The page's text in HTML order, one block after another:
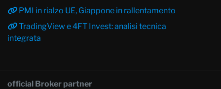
PMI in rialzo UE, Giappone in rallentamento
TradingView e 4FT Invest: analisi tecnica
integrata
official Broker partner